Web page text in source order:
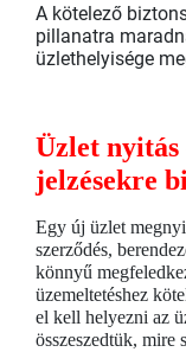
A kötelező
pillanatra
üzlethelyisége
Üzlet
jelzésekre
Egy új üzlet
szerződés,
könnyű
üzemeltetéshez
el kell helyezni az
összeszedtük, mire